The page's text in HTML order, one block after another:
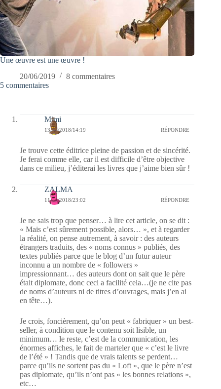
Une œuvre est une œuvre !
20/06/2019
8 commentaires
5 commentaires
Mimi
13/03/2018/14:19 RÉPONDRE
Je trouve cette éditrice pleine de passion et de sincérité.
Je ferai comme elle, car il est difficile d’être objective
dans ce milieu, j’éditerai les livres que j’aime bien sûr !
ZALMA
11/03/2018/23:02 RÉPONDRE
Je ne sais trop que penser… à lire cet article, on se dit :
« Mais c’est sûrement possible, alors… », et à regarder
la réalité, on pense autrement, à savoir : des auteurs
étrangers traduits, des « noms connus » publiés, des
textes publiés parce que le blog d’un futur auteur
inconnu a un nombre de « followers »
impressionnant… des auteurs dont on sait que le père
était diplomate, donc ceci a facilité cela…(je ne cite pas
de noms d’auteurs ni de titres d’ouvrages, mais j’en ai
en tête…).
Je crois, foncièrement, qu’on peut « fabriquer » un best-
seller, à condition que le contenu soit lisible, un
minimum… le reste, c’est de la communication, les
énormes affiches, le fait de marteler que « c’est le livre
de l’été » ! Tandis que de vrais talents se perdent…
parce qu’ils ne sortent pas du « Loft », que le père n’est
pas diplomate, qu’ils n’ont pas « les bonnes relations »,
etc…